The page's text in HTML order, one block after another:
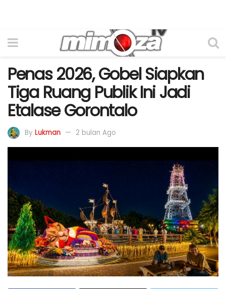
Penas 2026, Gobel Siapkan
Tiga Ruang Publik Ini Jadi
Etalase Gorontalo
By Lukman 2 bulan Ago